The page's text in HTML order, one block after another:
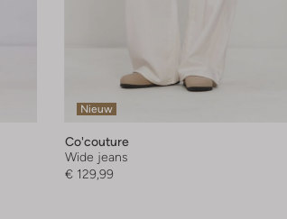
Nieuw
Co'couture
Wide jeans
€ 129,99